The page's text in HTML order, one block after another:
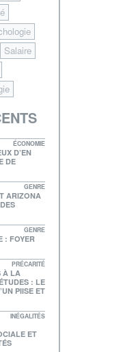
Salaire
ÉCONOMIE
D’EN
DE
GENRE
ARIZONA
GENRE
: FOYER
PRÉCARITÉ
À LA
: LE
PIISE ET
INÉGALITÉS
ET